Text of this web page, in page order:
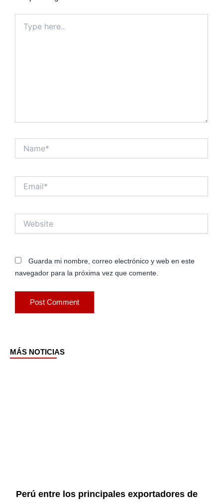
here..
Guarda mi nombre, correo electrónico y web en este
navegador para la próxima vez que comente.
MÁS NOTICIAS
Perú entre los principales exportadores de